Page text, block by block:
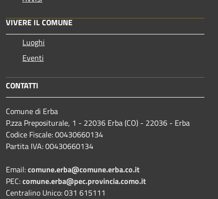
VIVERE IL COMUNE
Luoghi
Eventi
CONTATTI
Comune di Erba
P.zza Prepositurale, 1 - 22036 Erba (CO) - 22036 - Erba
Codice Fiscale: 00430660134
Partita IVA: 00430660134
Email:comune.erba@comune.erba.co.it
PEC:comune.erba@pec.provincia.como.it
Centralino Unico: 031 615111